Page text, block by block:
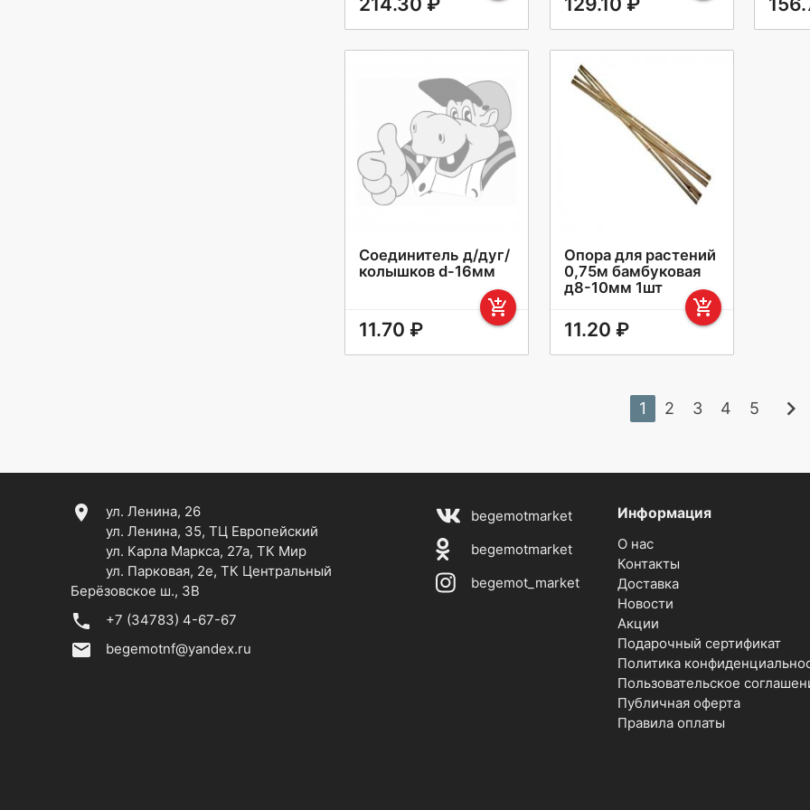
Соединитель д/дуг/
колышков d-16мм
add_shopping_cart
11.70 ₽
Опора для растений
0,75м бамбуковая
д8-10мм 1шт
add_shopping_cart
11.20 ₽
1 2 3 4 5 chevron_right
location_on
ул. Ленина, 26
ул. Ленина, 35, ТЦ Европейский
ул. Карла Маркса, 27а, ТК Мир
ул. Парковая, 2е, ТК Центральный
Берёзовское ш., 3В
phone +7 (34783) 4-67-67
email begemotnf@yandex.ru
begemotmarket
begemotmarket
begemot_market
Информация
О нас
Контакты
Доставка
Новости
Акции
Подарочный сертификат
Политика
Пользовательское
Публичная оферта
Правила оплаты